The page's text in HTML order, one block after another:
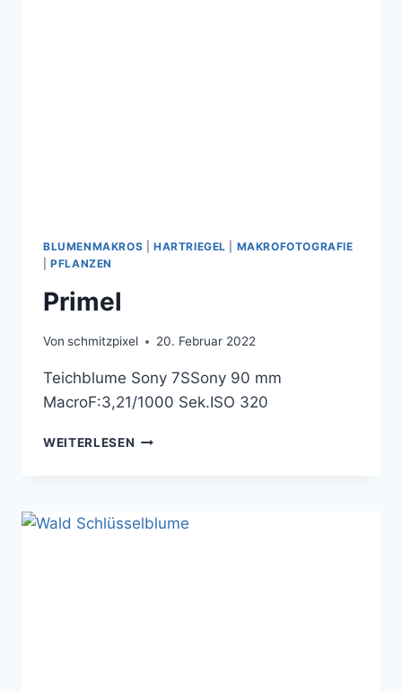
BLUMENMAKROS HARTRIEGEL
MAKROFOTOGRAFIE
|PFLANZEN
Primel
Von schmitzpixel 20. Februar 2022
Teichblume Sony 7SSony 90 mm
MacroF:3,21/1000 Sek.ISO 320
WEITERLESEN PRIMEL